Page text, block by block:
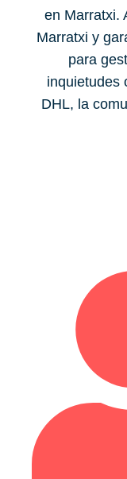
en Marratxi.
Marratxi y
para
inquietudes
DHL, la